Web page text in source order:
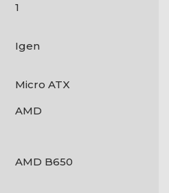
1
Igen
Micro ATX
AMD
AMD B650